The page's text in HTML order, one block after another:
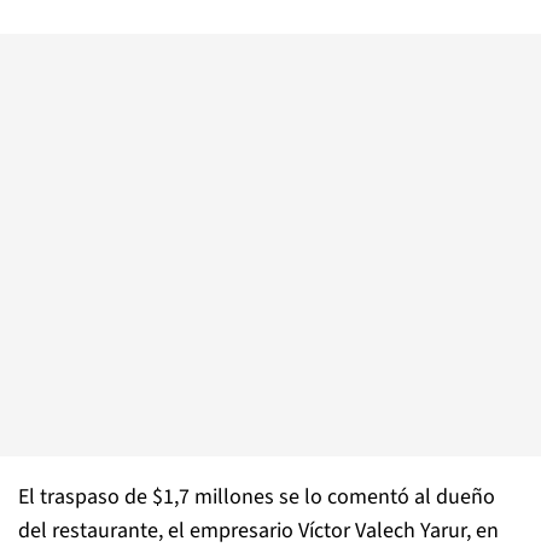
El traspaso de $1,7 millones se lo comentó al dueño
del restaurante, el empresario Víctor Valech Yarur, en